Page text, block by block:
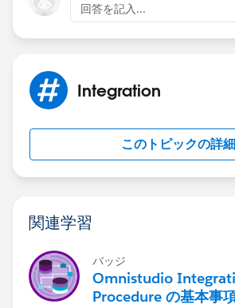
回答を記入...
Integration
このトピックの詳細
関連学習
バッジ
Omnistudio
Procedure の基本事